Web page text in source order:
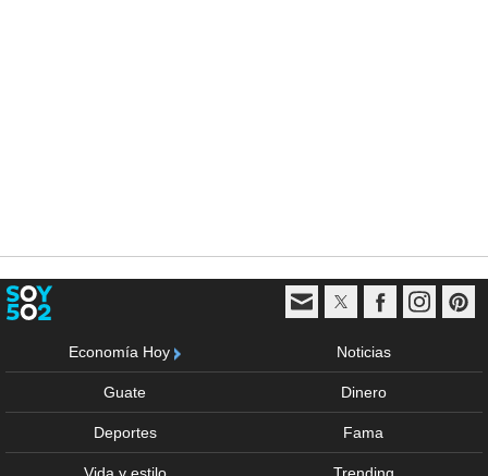
Economía Hoy Noticias
Guate Dinero
Deportes Fama